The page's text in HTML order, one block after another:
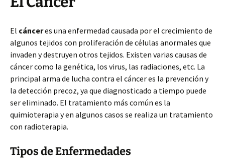
El cánceres una enfermedad causada por el crecimiento de
algunos tejidos con proliferación de células anormales que
invaden y destruyen otros tejidos. Existen varias causas de
cáncer como la genética, los virus, las radiaciones, etc. La
principal arma de lucha contra el cáncer es la prevención y
la detección precoz, ya que diagnosticado a tiempo puede
ser eliminado. El tratamiento más común es la
quimioterapia y en algunos casos se realiza un tratamiento
con radioterapia.
Tipos de Enfermedades